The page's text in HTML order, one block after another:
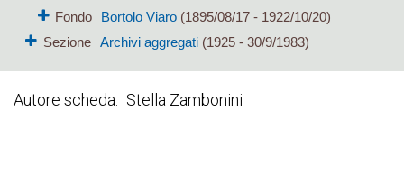
Fondo
Bortolo Viaro(1895/08/17 - 1922/10/20)
Sezione
Archivi aggregati(1925 - 30/9/1983)
Autore scheda Stella Zambonini